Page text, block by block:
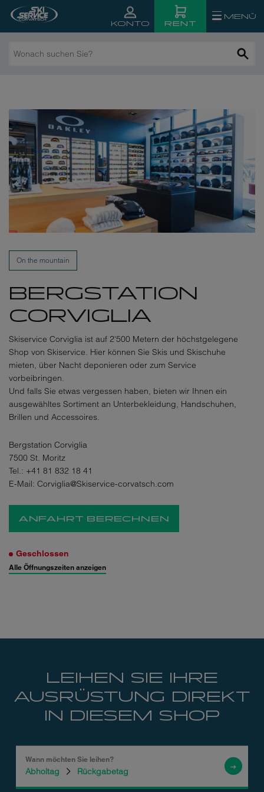
KONTO RENT
MENÜ
Wonach
On the mountain
BERGSTATION
CORVIGLIA
Skiservice Corviglia ist auf 2'500 Metern der höchstgelegene
Shop von Skiservice. Hier können Sie Skis und Skischuhe
mieten, über Nacht deponieren oder zum Service
vorbeibringen.
Und falls Sie etwas vergessen haben, bieten wir Ihnen ein
ausgewähltes Sortiment an Unterbekleidung, Handschuhen,
Brillen und Accessoires.
Bergstation Corviglia
7500 St. Moritz
Tel.: +41 81 832 18 41
E-Mail: Corviglia@Skiservice-corvatsch.com
ANFAHRT BERECHNEN
Geschlossen
Alle Öffnungszeiten anzeigen
LEIHEN SIE IHRE
AUSRÜSTUNG DIREKT
IN DIESEM SHOP
Wo möchten Sie leihen?
Suche
nach
Wann möchten Sie leihen?
Abholtag Rückgabetag